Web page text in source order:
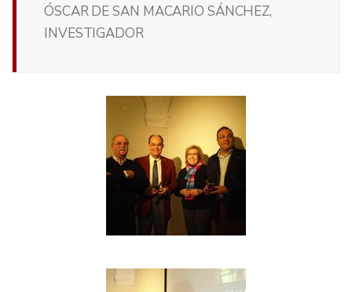
ÓSCAR DE SAN MACARIO SÁNCHEZ,
INVESTIGADOR